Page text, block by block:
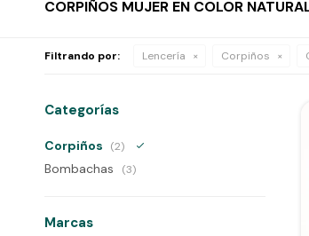
CORPIÑOS MUJER EN COLOR
Filtrando por: Lencería Corpiños
Categorías
Corpiños (2)
Bombachas (3)
Marcas